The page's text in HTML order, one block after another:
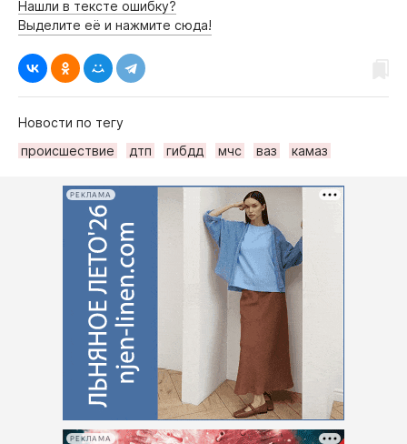
Нашли в тексте ошибку?
Выделите её и нажмите сюда!
Новости по тегу
происшествие
дтп гибдд мчс ваз камаз
РЕКЛАМА
РЕКЛАМА